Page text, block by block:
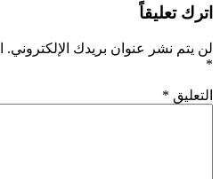
اترك تعليقاً
لن يتم نشر عنوان بريدك الإلكتروني.
*
التعليق *